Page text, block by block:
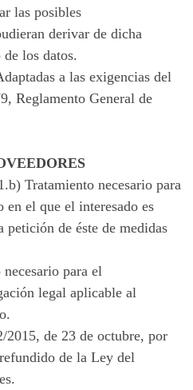
las posibles
derivar de dicha
los datos.
a las exigencias del
Reglamento General de
Tratamiento necesario para
el que el interesado es
petición de éste de medidas
para el
legal aplicable al
de 23 de octubre, por
de la Ley del